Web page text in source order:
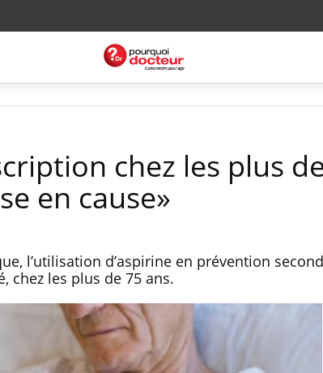
chez les plus
en cause»
l’utilisation d’aspirine en prévention
chez les plus de 75 ans.